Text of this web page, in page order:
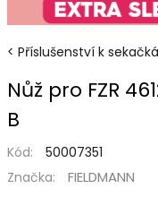
Příslušenství k
Nůž pro FZR
B
Kód:
50007351
Značka:
FIELDMANN